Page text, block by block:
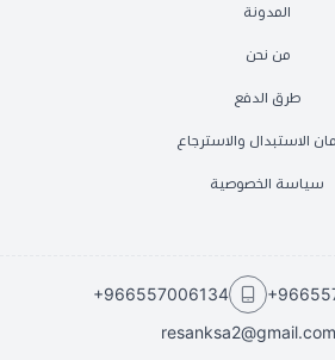
المدونة
من نحن
طرق الدفع
الاستبدال والاسترجاع
سياسة الخصوصية
+966557006134
resanksa2@gmail.com